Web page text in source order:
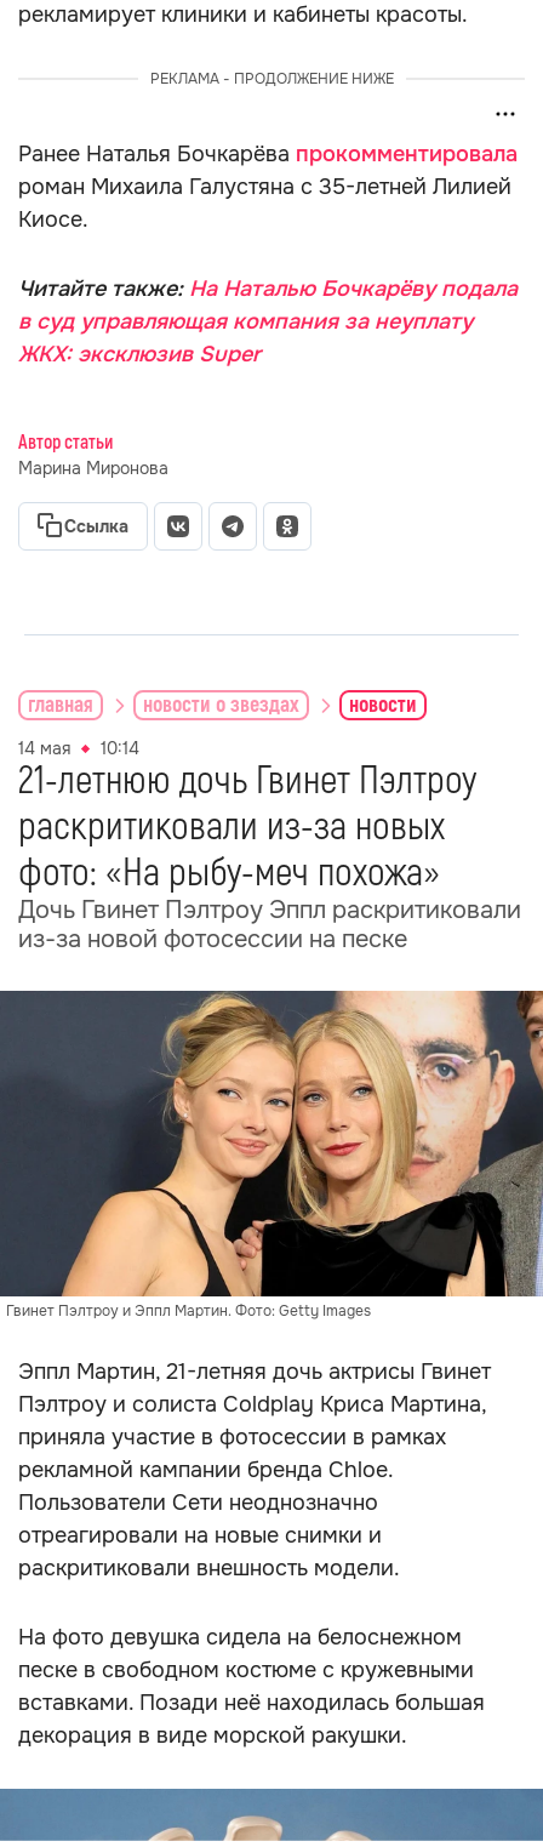
рекламирует клиники и кабинеты красоты.
РЕКЛАМА - ПРОДОЛЖЕНИЕ НИЖЕ
Ранее Наталья Бочкарёва прокомментировала
роман Михаила Галустяна с 35-летней Лилией
Киосе.
Читайте также: На Наталью Бочкарёву подала
в суд управляющая компания за неуплату
ЖКХ: эксклюзив Super
Автор статьи
Марина Миронова
Ссылка
главная новости о звездах новости
14 мая 10:14
21-летнюю дочь Гвинет Пэлтроу
раскритиковали из-за новых
фото: «На рыбу-меч похожа»
Дочь Гвинет Пэлтроу Эппл раскритиковали
из-за новой фотосессии на песке
Гвинет Пэлтроу и Эппл Мартин. Фото: Getty Images
Эппл Мартин, 21-летняя дочь актрисы Гвинет
Пэлтроу и солиста Coldplay Криса Мартина,
приняла участие в фотосессии в рамках
рекламной кампании бренда Chloe.
Пользователи Сети неоднозначно
отреагировали на новые снимки и
раскритиковали внешность модели.
На фото девушка сидела на белоснежном
песке в свободном костюме с кружевными
вставками. Позади неё находилась большая
декорация в виде морской ракушки.